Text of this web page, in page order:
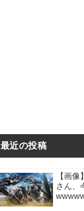
最近の投稿
【画
さん、